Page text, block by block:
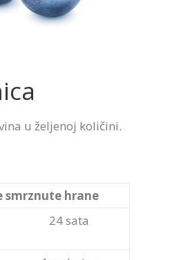
u željenoj količini.
smrznute hrane
24 sata